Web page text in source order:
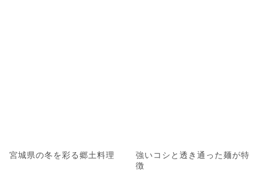
宮城県の冬を彩る郷土料理
強いコシと透き通った麺が特
徴